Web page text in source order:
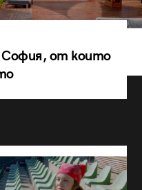
София, от които